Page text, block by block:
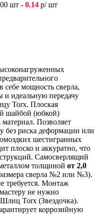
шт - 0.14 р/ шт
себе мощность сверла,
идеальную передачу
Torx. Плоская
шайбой (юбкой)
Позволяет
без риска деформации или
шестигранных
плоско и аккуратно, что
Самосверлящий
толщиной от 2,0
сверла №2 или №3).
требуется. Монтаж
не нужно
Torx (Звездочка).
коррозийную